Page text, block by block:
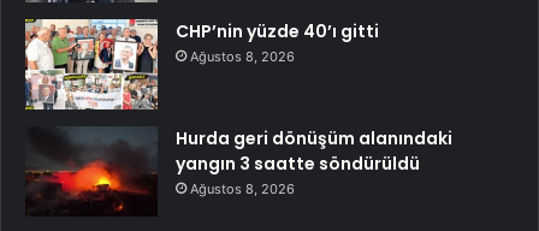
CHP’nin yüzde 40’ı gitti
Ağustos 8, 2026
Hurda geri dönüşüm alanındaki
yangın 3 saatte söndürüldü
Ağustos 8, 2026